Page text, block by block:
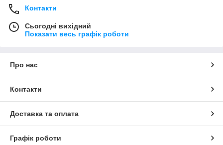
Контакти
Сьогодні вихідний
Показати весь графік роботи
Про нас
Контакти
Доставка та оплата
Графік роботи